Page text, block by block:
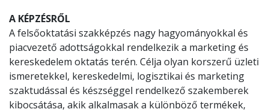
A KÉPZÉSRŐL
A felsőoktatási szakképzés nagy hagyományokkal és
piacvezető adottságokkal rendelkezik a marketing és
kereskedelem oktatás terén. Célja olyan korszerű üzleti
ismeretekkel, kereskedelmi, logisztikai és marketing
szaktudással és készséggel rendelkező szakemberek
kibocsátása, akik alkalmasak a különböző termékek,